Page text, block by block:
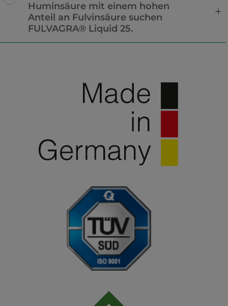
Huminsäure mit einem hohen
Anteil an Fulvinsäure suchen
FULVAGRA® Liquid 25.